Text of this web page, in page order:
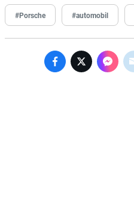
#Porsche #automobil